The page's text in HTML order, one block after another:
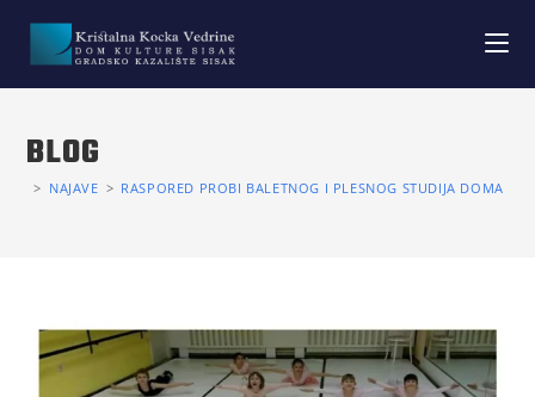
BLOG
> NAJAVE > RASPORED PROBI BALETNOG I PLESNOG STUDIJA DOMA